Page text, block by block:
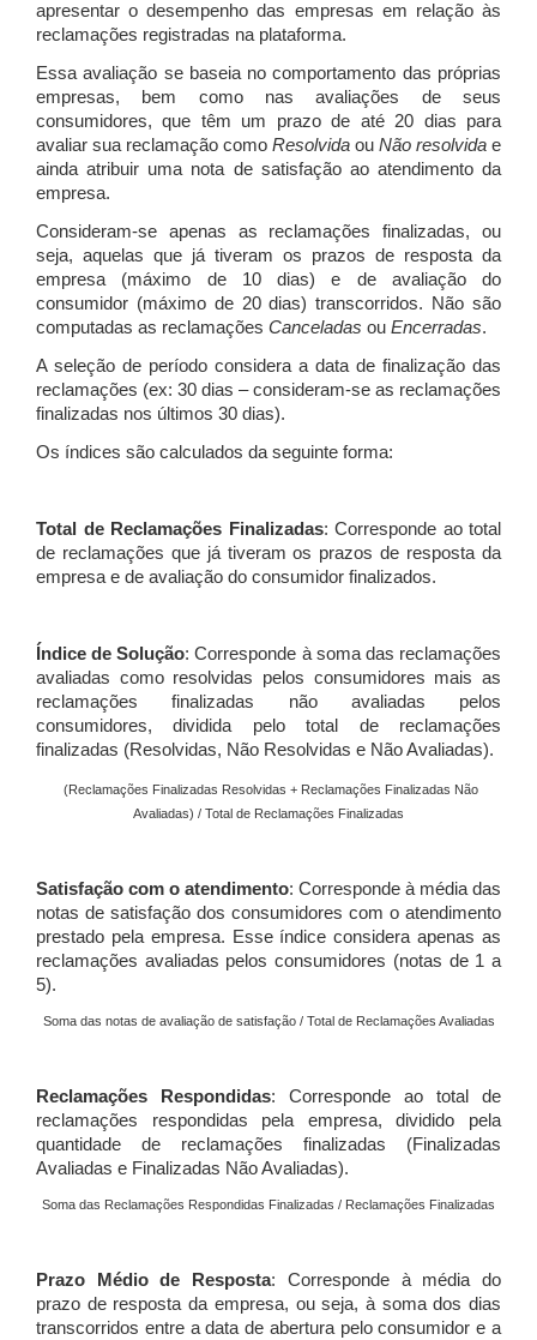
apresentar o desempenho das empresas em relação às
reclamações registradas na plataforma.
Essa avaliação se baseia no comportamento das próprias
empresas, bem como nas avaliações de seus
consumidores, que têm um prazo de até 20 dias para
avaliar sua reclamação como Resolvida ou Não resolvida e
ainda atribuir uma nota de satisfação ao atendimento da
empresa.
Consideram-se apenas as reclamações finalizadas, ou
seja, aquelas que já tiveram os prazos de resposta da
empresa (máximo de 10 dias) e de avaliação do
consumidor (máximo de 20 dias) transcorridos. Não são
computadas as reclamações Canceladas ou Encerradas.
A seleção de período considera a data de finalização das
reclamações (ex: 30 dias – consideram-se as reclamações
finalizadas nos últimos 30 dias).
Os índices são calculados da seguinte forma:
Total de Reclamações Finalizadas: Corresponde ao total
de reclamações que já tiveram os prazos de resposta da
empresa e de avaliação do consumidor finalizados.
Índice de Solução: Corresponde à soma das reclamações
avaliadas como resolvidas pelos consumidores mais as
reclamações finalizadas não avaliadas pelos
consumidores, dividida pelo total de reclamações
finalizadas (Resolvidas, Não Resolvidas e Não Avaliadas).
(Reclamações Finalizadas Resolvidas + Reclamações Finalizadas Não
Avaliadas) / Total de Reclamações Finalizadas
Satisfação com o atendimento: Corresponde à média das
notas de satisfação dos consumidores com o atendimento
prestado pela empresa. Esse índice considera apenas as
reclamações avaliadas pelos consumidores (notas de 1 a
5).
Soma das notas de avaliação de satisfação / Total de Reclamações Avaliadas
Reclamações Respondidas: Corresponde ao total de
reclamações respondidas pela empresa, dividido pela
quantidade de reclamações finalizadas (Finalizadas
Avaliadas e Finalizadas Não Avaliadas).
Soma das Reclamações Respondidas Finalizadas / Reclamações Finalizadas
Prazo Médio de Resposta: Corresponde à média do
prazo de resposta da empresa, ou seja, à soma dos dias
transcorridos entre a data de abertura pelo consumidor e a